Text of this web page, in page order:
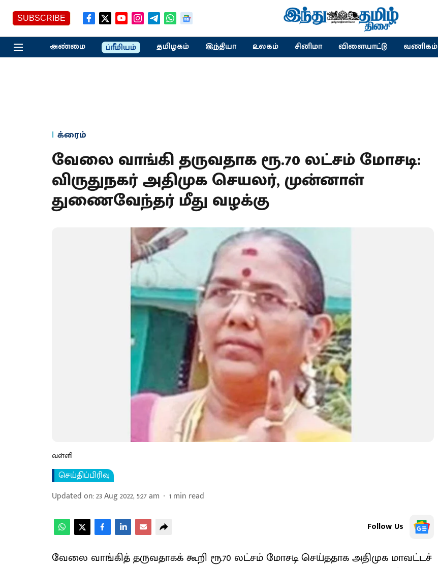
SUBSCRIBE
அண்மை ப்ரீமியம் தமிழகம் இந்தியா உலகம் சினிமா விளையாட்டு வணிகம்
க்ரைம்
வேலை வாங்கி தருவதாக ரூ.70 லட்சம் மோசடி:
விருதுநகர் அதிமுக செயலர், முன்னாள்
துணைவேந்தர் மீது வழக்கு
வள்ளி
செய்திப்பிரிவு
Updated on:23 Aug 2022, 5:27 am 1min read
Follow Us
வேலை வாங்கித் தருவதாகக் கூறி ரூ.70 லட்சம் மோசடி செய்ததாக அதிமுக மாவட்டச்